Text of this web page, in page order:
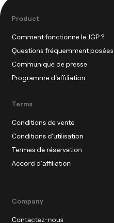
Product
Comment fonctionne le JGP ?
Questions fréquemment posées
Communiqué de presse
Programme d'affiliation
Terms
Conditions de vente
Conditions d'utilisation
Termes de réservation
Accord d'affiliation
Company
Contactez-nous